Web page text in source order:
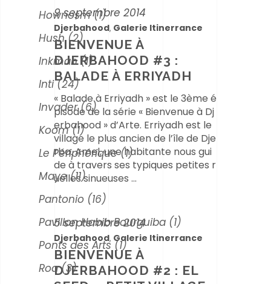
9 septembre 2014
Djerbahood, Galerie Itinerrance
BIENVENUE À
DJERBAHOOD #3 :
BALADE À ERRIYADH
« Balade à Erriyadh » est le 3ème é
pisode de la série « Bienvenue à Dj
erbahood » d’Arte. Erriyadh est le
village le plus ancien de l’île de Dje
rba. Amel, une habitante nous gui
de à travers ses typiques petites r
uelles sinueuses
5 septembre 2014
Djerbahood, Galerie Itinerrance
BIENVENUE À
DJERBAHOOD #2 : EL
Hownosm(1)
Hush(2)
Inkman(1)
Inti(24)
Invader(6)
Koom(1)
Le Périphérique(1)
Maye(11)
Pantonio (16)
Pavillon Habib Bourguiba (1)
Ponts des Arts (1)
Roa(3)